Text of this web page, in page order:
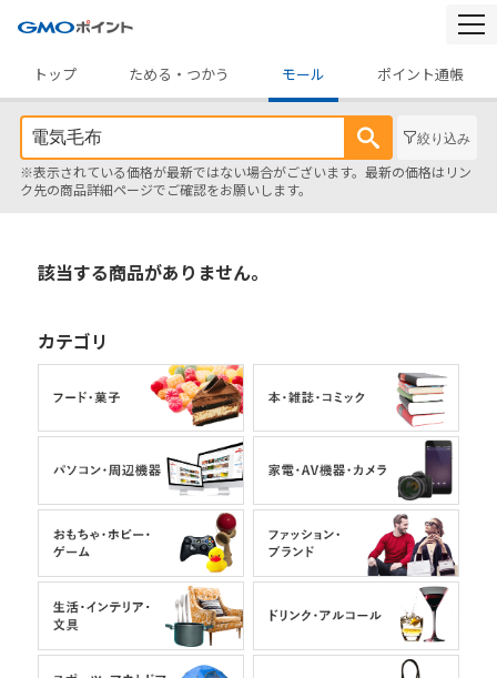
トップ
ためる・つかう モール ポイント通帳
絞り込み
※表示されている価格が最新ではない場合がございます。最新の価格はリン
ク先の商品詳細ページでご確認をお願いします。
該当する商品がありません。
カテゴリ